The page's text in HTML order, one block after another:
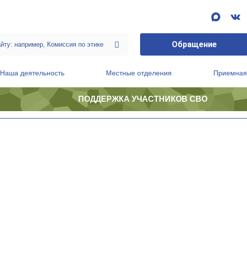
Обращение
Наша деятельность Местные отделения Приемная
ПОДДЕРЖКА УЧАСТНИКОВ СВО